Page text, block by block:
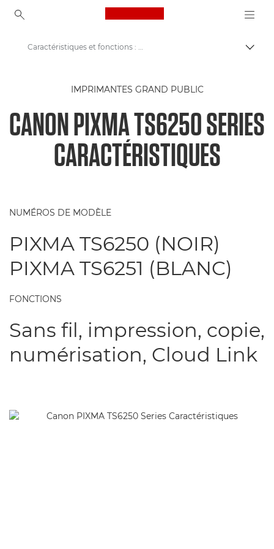
Canon Logo, back to
Imprimantes Canon
Série Canon PIXMA TS6250 - Imprimantes
Caractéristiques et fonctions : PIXMA TS6250
IMPRIMANTES GRAND PUBLIC
CANON PIXMA TS6250 SERIES
CARACTÉRISTIQUES
NUMÉROS DE MODÈLE
PIXMA TS6250 (NOIR)
PIXMA TS6251 (BLANC)
FONCTIONS
Sans fil, impression, copie,
numérisation, Cloud Link